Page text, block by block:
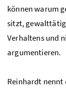
können warum
sitzt, gewalttätig
Verhaltens und
argumentieren.
Reinhardt